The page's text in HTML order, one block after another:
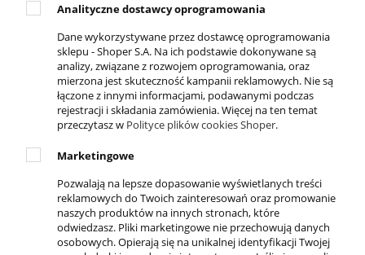
KONTAKT
ul. Krakowska 69,
32-050 Skawina
789-269-890
503-037-606
DOSTĘPNE PŁATNOŚCI
Analityczne dostawcy oprogramowania
Dane wykorzystywane przez dostawcę oprogramowania
sklepu - Shoper S.A. Na ich podstawie dokonywane są
analizy, związane z rozwojem oprogramowania, oraz
mierzona jest skuteczność kampanii reklamowych. Nie są
łączone z innymi informacjami, podawanymi podczas
rejestracji i składania zamówienia. Więcej na ten temat
przeczytasz w Polityce plików cookies Shoper.
Marketingowe
Pozwalają na lepsze dopasowanie wyświetlanych treści
reklamowych do Twoich zainteresowań oraz promowanie
naszych produktów na innych stronach, które
odwiedzasz. Pliki marketingowe nie przechowują danych
osobowych. Opierają się na unikalnej identyfikacji Twojej